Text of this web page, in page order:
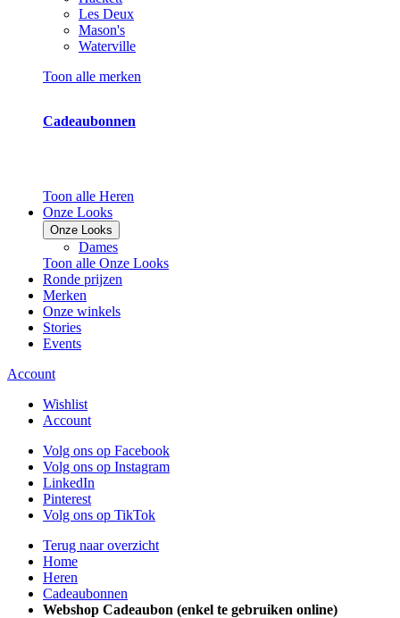
Les Deux
Mason's
Waterville
Toon alle merken
Cadeaubonnen
Toon alle Heren
Onze Looks
Onze Looks
Dames
Toon alle Onze Looks
Ronde prijzen
Merken
Onze winkels
Stories
Events
Account
Wishlist
Account
Volg ons op Facebook
Volg ons op Instagram
LinkedIn
Pinterest
Volg ons op TikTok
Terug naar overzicht
Home
Heren
Cadeaubonnen
Webshop Cadeaubon (enkel te gebruiken online)